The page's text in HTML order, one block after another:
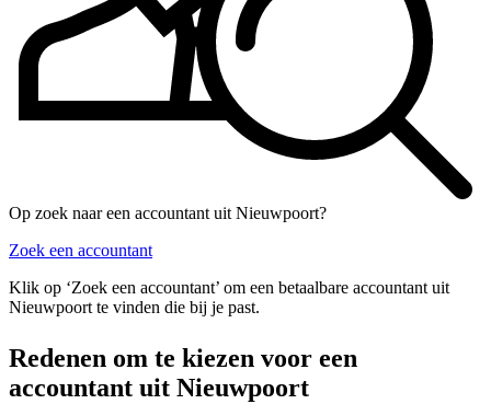
Op zoek naar een accountant uit Nieuwpoort?
Zoek een accountant
Klik op ‘Zoek een accountant’ om een betaalbare accountant uit
Nieuwpoort te vinden die bij je past.
Redenen om te kiezen voor een
accountant uit Nieuwpoort